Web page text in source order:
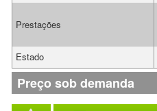
Prestações
Estado
Preço sob demanda